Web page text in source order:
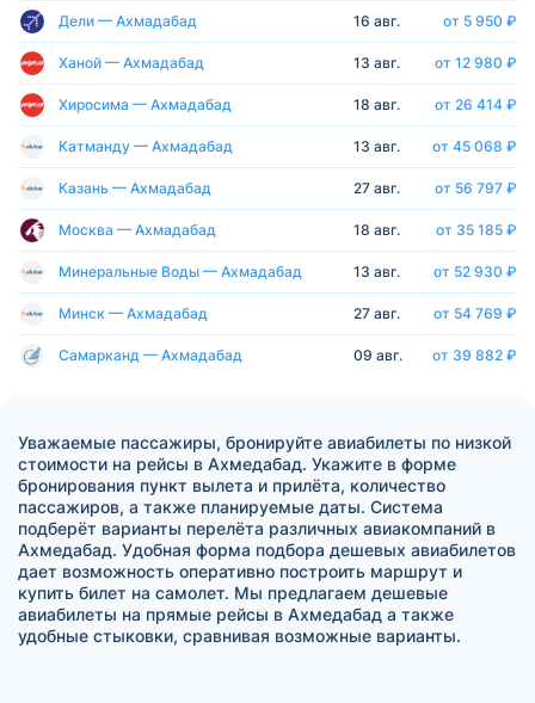
Дели — Ахмадабад 16 авг. от 5 950 ₽
Ханой — Ахмадабад 13 авг. от 12 980 ₽
Хиросима — Ахмадабад 18 авг. от 26 414 ₽
Катманду — Ахмадабад 13 авг. от 45 068 ₽
Казань — Ахмадабад 27 авг. от 56 797 ₽
Москва — Ахмадабад 18 авг. от 35 185 ₽
Минеральные Воды — Ахмадабад 13 авг. от 52 930 ₽
Минск — Ахмадабад 27 авг. от 54 769 ₽
Самарканд — Ахмадабад 09 авг. от 39 882 ₽
Уважаемые пассажиры, бронируйте авиабилеты по низкой
стоимости на рейсы в Ахмедабад. Укажите в форме
бронирования пункт вылета и прилёта, количество
пассажиров, а также планируемые даты. Система
подберёт варианты перелёта различных авиакомпаний в
Ахмедабад. Удобная форма подбора дешевых авиабилетов
дает возможность оперативно построить маршрут и
купить билет на самолет. Мы предлагаем дешевые
авиабилеты на прямые рейсы в Ахмедабад а также
удобные стыковки, сравнивая возможные варианты.